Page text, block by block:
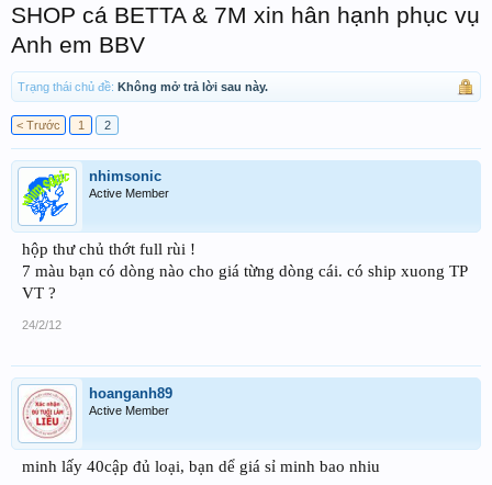
SHOP cá BETTA & 7M xin hân hạnh phục vụ
Anh em BBV
Trạng thái chủ đề: Không mở trả lời sau này.
< Trước 1 2
nhimsonic
Active Member
hộp thư chủ thớt full rùi !
7 màu bạn có dòng nào cho giá từng dòng cái. có ship xuong TP
VT ?
24/2/12
hoanganh89
Active Member
minh lấy 40cập đủ loại, bạn dể giá sỉ minh bao nhiu